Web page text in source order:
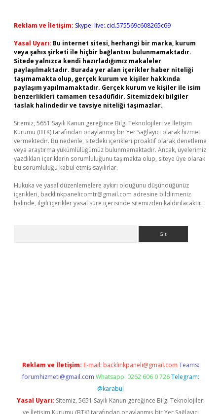
Reklam ve İletişim: Skype: live:.cid.575569c608265c69
Yasal Uyarı: Bu internet sitesi, herhangi bir marka, kurum
veya şahıs şirketi ile hiçbir bağlantısı bulunmamaktadır.
Sitede yalnızca kendi hazırladığımız makaleler
paylaşılmaktadır. Burada yer alan içerikler haber niteliği
taşımamakta olup, gerçek kurum ve kişiler hakkında
paylaşım yapılmamaktadır. Gerçek kurum ve kişiler ile isim
benzerlikleri tamamen tesadüfidir. Sitemizdeki bilgiler
taslak halindedir ve tavsiye niteliği taşımazlar.
Sitemiz, 5651 Sayılı Kanun gereğince Bilgi Teknolojileri ve İletişim
Kurumu (BTK) tarafından onaylanmış bir Yer Sağlayıcı olarak hizmet
vermektedir. Bu nedenle, sitedeki içerikleri proaktif olarak denetleme
veya araştırma yükümlülüğümüz bulunmamaktadır. Ancak, üyelerimiz
yazdıkları içeriklerin sorumluluğunu taşımakta olup, siteye üye olarak
bu sorumluluğu kabul etmiş sayılırlar.
Hukuka ve yasal düzenlemelere aykırı olduğunu düşündüğünüz
içerikleri, backlinkpanelicomtr@gmail.com adresine bildirmeniz
halinde, ilgili içerikler yasal süre içerisinde sitemizden kaldırılacaktır.
Reklam ve İletişim: E-mail: backlinkpaneli@gmail.com Teams:
forumhizmeti@gmail.com Whatsapp: 0262 606 0 726 Telegram:
@karabul
Yasal Uyarı: Sitemiz, 5651 Sayılı Kanun gereğince Bilgi Teknolojileri
ve İletişim Kurumu (BTK) tarafından onaylanmış bir Yer Sağlayıcı